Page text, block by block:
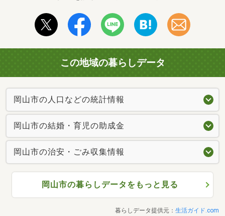
この地域の暮らしデータ
岡山市の人口などの統計情報
岡山市の結婚・育児の助成金
岡山市の治安・ごみ収集情報
岡山市の暮らしデータをもっと見る
暮らしデータ提供元： 生活ガイド.com